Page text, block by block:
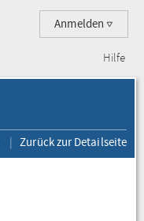
Anmelden
Hilfe
Zurück zur Detailseite